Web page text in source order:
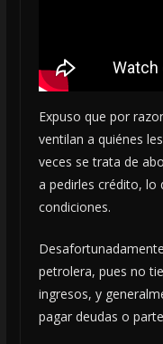
Expuso que por
ventilan a quiénes
veces se trata de
a pedirles crédito, lo
condiciones.
petrolera, pues no
ingresos, y
pagar deudas o